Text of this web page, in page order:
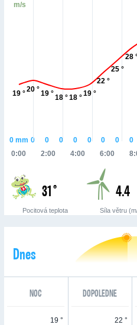
19 °20 °19 °18 °18 °19 °
22 °
25 °
28
0:00 2:00 4:00 6:00
0mm 0 0 0 0 0 0 0 0
m/s
31 °
Pocitová teplota
4.4
Síla větru
Dnes
NOC DOPOLEDNE
19 ° 22 °